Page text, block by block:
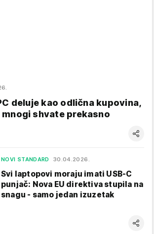
deluje kao odlična kupovina,
mnogi shvate prekasno
NOVI STANDARD 30.04.2026.
Svi laptopovi moraju imati USB-C
punjač: Nova EU direktiva stupila na
snagu - samo jedan izuzetak